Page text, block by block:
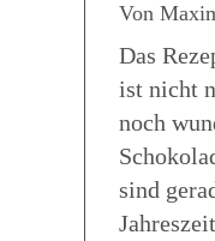
Von
Das
ist nicht
noch
sind